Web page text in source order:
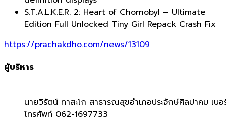
S.T.A.L.K.E.R. 2: Heart of Chornobyl – Ultimate
Edition Full Unlocked Tiny Girl Repack Crash Fix
https://prachakdho.com/news/13109
ผู้บริหาร
นายวิรัตน์ ทาสะโก สาธารณสุขอำเภอประจักษ์ศิลปาคม เบอ
โทรศัพท์ 062-1697733